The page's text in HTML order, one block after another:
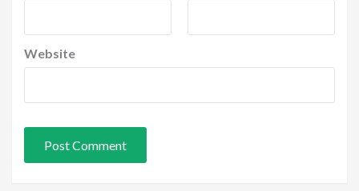
Website